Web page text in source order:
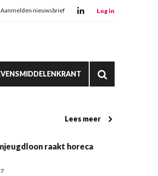
Aanmelden nieuwsbrief Log in
Lees meer
raakt horeca